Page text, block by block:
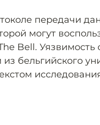
передачи
могут
Bell. Уязвимость
бельгийского